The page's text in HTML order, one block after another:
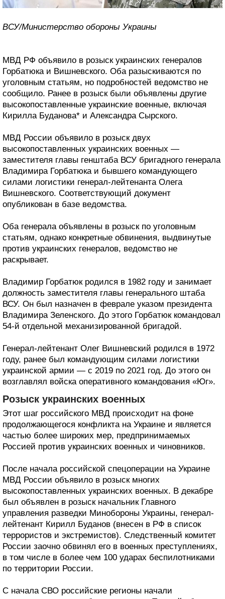
ВСУ/Министерство обороны Украины
МВД РФ объявило в розыск украинских генералов
Горбатюка и Вишневского. Оба разыскиваются по
уголовным статьям, но подробностей ведомство не
сообщило. Ранее в розыск были объявлены другие
высокопоставленные украинские военные, включая
Кирилла Буданова* и Александра Сырского.
МВД России объявило в розыск двух
высокопоставленных украинских военных —
заместителя главы генштаба ВСУ бригадного генерала
Владимира Горбатюка и бывшего командующего
силами логистики генерал-лейтенанта Олега
Вишневского. Соответствующий документ
опубликован в базе ведомства.
Оба генерала объявлены в розыск по уголовным
статьям, однако конкретные обвинения, выдвинутые
против украинских генералов, ведомство не
раскрывает.
Владимир Горбатюк родился в 1982 году и занимает
должность заместителя главы генерального штаба
ВСУ. Он был назначен в феврале указом президента
Владимира Зеленского. До этого Горбатюк командовал
54-й отдельной механизированной бригадой.
Генерал-лейтенант Олег Вишневский родился в 1972
году, ранее был командующим силами логистики
украинской армии — с 2019 по 2021 год. До этого он
возглавлял войска оперативного командования «Юг».
Розыск украинских военных
Этот шаг российского МВД происходит на фоне
продолжающегося конфликта на Украине и является
частью более широких мер, предпринимаемых
Россией против украинских военных и чиновников.
После начала российской спецоперации на Украине
МВД России объявило в розыск многих
высокопоставленных украинских военных. В декабре
был объявлен в розыск начальник Главного
управления разведки Минобороны Украины, генерал-
лейтенант Кирилл Буданов (внесен в РФ в список
террористов и экстремистов). Следственный комитет
России заочно обвинял его в военных преступлениях,
в том числе в более чем 100 ударах беспилотниками
по территории России.
С начала СВО российские регионы начали